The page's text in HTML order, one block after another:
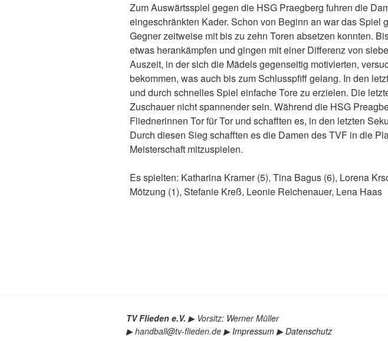
Zum Auswärtsspiel gegen die HSG Praegberg fuhren die
eingeschränkten Kader. Schon von Beginn an war das
Gegner zeitweise mit bis zu zehn Toren absetzen konnten.
etwas herankämpfen und gingen mit einer Differenz von
Auszeit, in der sich die Mädels gegenseitig motivierten,
bekommen, was auch bis zum Schlusspfiff gelang. In den
und durch schnelles Spiel einfache Tore zu erzielen. Die
Zuschauer nicht spannender sein. Während die HSG
Fliednerinnen Tor für Tor und schafften es, in den letzten
Durch diesen Sieg schafften es die Damen des TVF in die
Meisterschaft mitzuspielen.
Es spielten: Katharina Kramer (5), Tina Bagus (6), Lorena
Mötzung (1), Stefanie Kreß, Leonie Reichenauer, Lena Haas
TV Flieden e.V. ▶︎ Vorsitz: Werner Müller
▶︎handball@tv-flieden.de ▶︎Impressum ▶︎Datenschutz